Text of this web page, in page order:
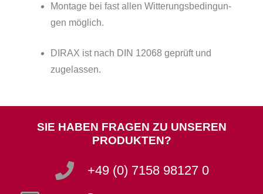
Montage bei fast allen Witte­rungs­be­din­gun­
gen möglich.
DIRAX ist nach DIN 12068 geprüft und
zugelassen.
SIE HABEN FRAGEN ZU UNSEREN
PRODUKTEN?
+49 (0) 7158 98127 0